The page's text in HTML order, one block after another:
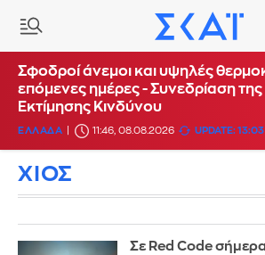
Σε Red Code σήμερα Κρήτη, Χίος,
Ικαρία λόγω υψηλού κινδύνου
ΕΛΛΑΔΑ 07:42, 08.08.2026
Σφοδροί άνεμοι και υψηλές
επόμενες ημέρες - Συνεδρίαση της
Εκτίμησης Κινδύνου
ΕΛΛΑΔΑ 11:46, 08.08.2026 UPDATE: 13:03
ΧΙΟΣ
Σε Red Code